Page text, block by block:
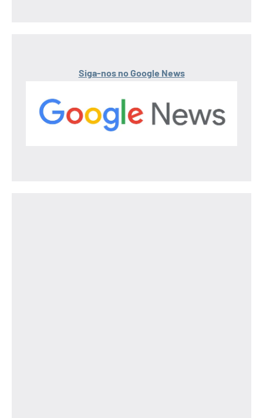
Siga-nos no Google News